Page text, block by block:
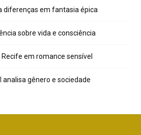
diferenças em fantasia épica
sobre vida e consciência
em romance sensível
analisa gênero e sociedade